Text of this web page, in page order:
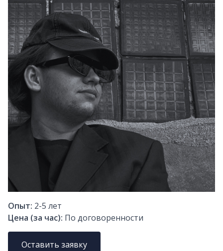
Опыт: 2-5 лет
Цена (за час): По договоренности
Оставить заявку